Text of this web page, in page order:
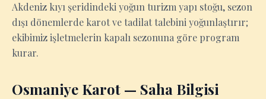
Akdeniz kıyı şeridindeki yoğun turizm yapı stoğu, sezon
dışı dönemlerde karot ve tadilat talebini yoğunlaştırır;
ekibimiz işletmelerin kapalı sezonuna göre program
kurar.
Osmaniye Karot — Saha Bilgisi